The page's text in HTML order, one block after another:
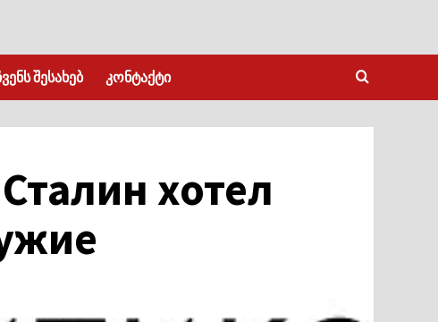
შესახებ კონტაქტი
хотел